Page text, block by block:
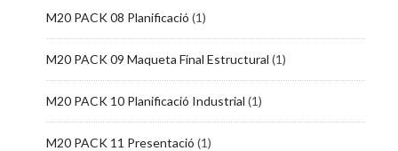
M20 PACK 08 Planificació (1)
M20 PACK 09 Maqueta Final Estructural (1)
M20 PACK 10 Planificació Industrial (1)
M20 PACK 11 Presentació (1)